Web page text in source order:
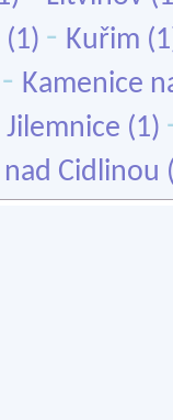
(1) - Kuřim
- Kamenice
Jilemnice (1)
Cidlinou